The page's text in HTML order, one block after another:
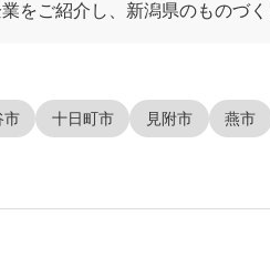
ご紹介し、新潟県のものづ
市 十日町市 見附市 燕市